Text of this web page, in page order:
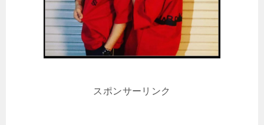
スポンサーリンク